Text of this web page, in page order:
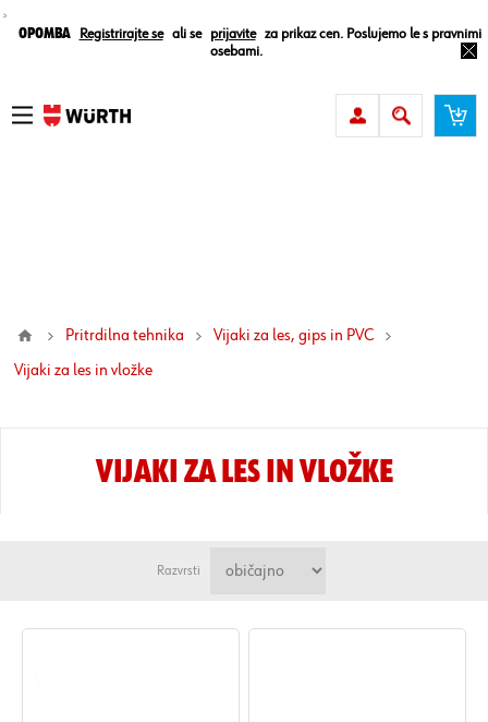
¸
Opomba Registrirajte se ali se prijavite
za prikaz cen. Poslujemo le s pravnimi
osebami.
Pritrdilna tehnika
Vijaki za les, gips in PVC
vijaki za les in vložke
VIJAKI ZA LES IN VLOŽKE
Razvrsti